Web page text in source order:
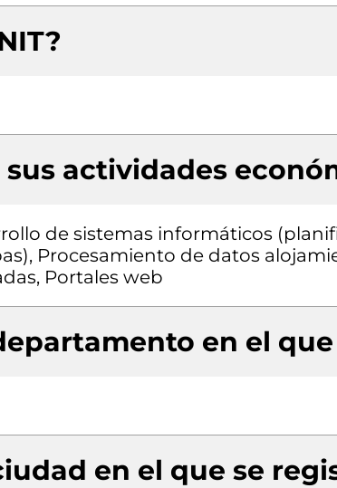
sus actividades
de sistemas informáticos
Procesamiento de datos
Portales web
en el
en el que se